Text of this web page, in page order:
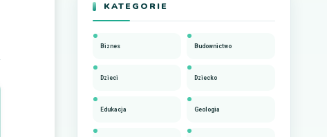
KATEGORIE
Biznes Budownictwo
Dzieci Dziecko
Edukacja Geologia